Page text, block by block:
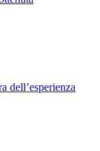
dell’esperienza